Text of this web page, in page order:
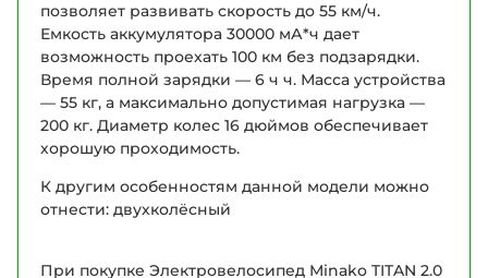
позволяет развивать скорость до 55 км/ч.
Емкость аккумулятора 30000 мА*ч дает
возможность проехать 100 км без подзарядки.
Время полной зарядки — 6 ч ч. Масса устройства
— 55 кг, а максимально допустимая нагрузка —
200 кг. Диаметр колес 16 дюймов обеспечивает
хорошую проходимость.
К другим особенностям данной модели можно
отнести: двухколёсный
При покупке Электровелосипед Minako TITAN 2.0